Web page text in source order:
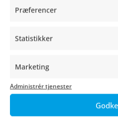
Præferencer
Statistikker
Marketing
Administrér tjenester